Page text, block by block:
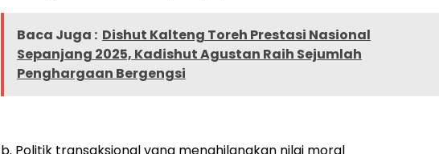
Baca Juga : Dishut Kalteng Toreh Prestasi Nasional
Sepanjang 2025, Kadishut Agustan Raih Sejumlah
Penghargaan Bergengsi